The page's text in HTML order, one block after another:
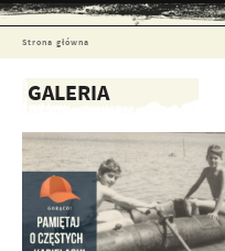
Strona główna
GALERIA